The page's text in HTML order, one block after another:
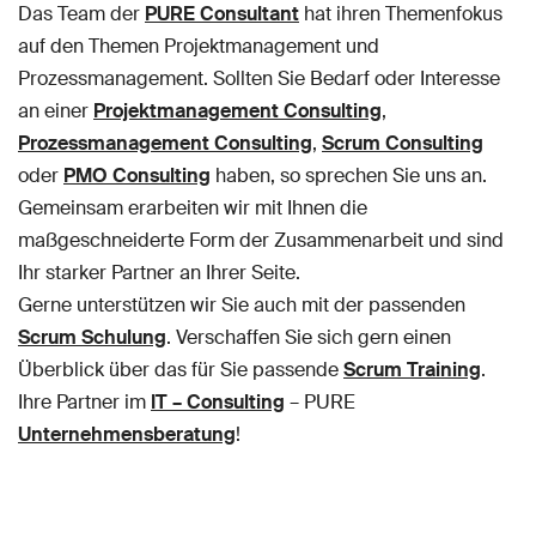
Das Team der PURE Consultant hat ihren Themenfokus
auf den Themen Projektmanagement und
Prozessmanagement. Sollten Sie Bedarf oder Interesse
an einer Projektmanagement Consulting,
Prozessmanagement Consulting, Scrum Consulting
oder PMO Consulting haben, so sprechen Sie uns an.
Gemeinsam erarbeiten wir mit Ihnen die
maßgeschneiderte Form der Zusammenarbeit und sind
Ihr starker Partner an Ihrer Seite.
Gerne unterstützen wir Sie auch mit der passenden
Scrum Schulung. Verschaffen Sie sich gern einen
Überblick über das für Sie passendeScrum Training.
Ihre Partner im IT – Consulting – PURE
Unternehmensberatung!